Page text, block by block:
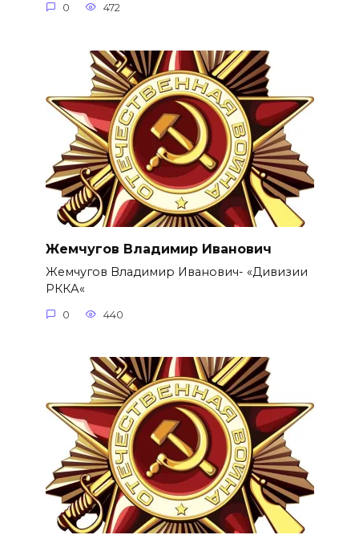
0 472
Жемчугов Владимир Иванович
Жемчугов Владимир Иванович- «Дивизии
РККА«
0 440